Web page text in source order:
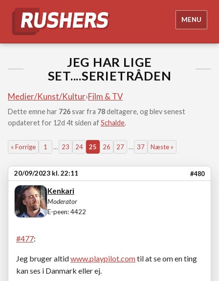
MENU
JEG HAR LIGE
SET....SERIETRÅDEN
Medier/Kunst/Kultur›Film & TV
Dette emne har 726svar fra 78deltagere, og blev senest
opdateret for 12d 4t siden afSchalde.
« Forrige 1 … 23 24 25 26 27 … 37 Næste »
20/09/2023 kl. 22:11 #480
Kenkari
Moderator
E-peen: 4422
#477:
Jeg bruger altidwww.playpilot.comtil at se om en ting
kan ses i Danmark eller ej.